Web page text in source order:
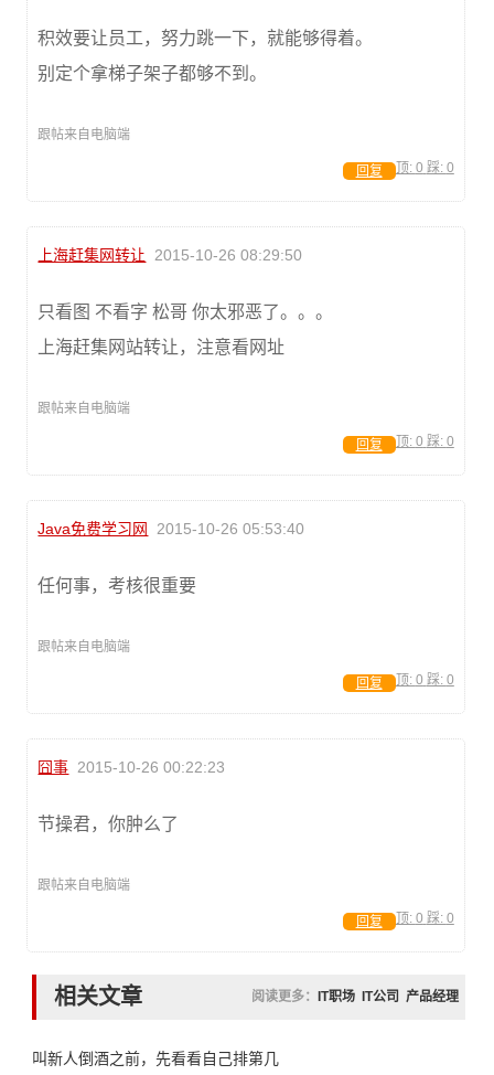
积效要让员工，努力跳一下，就能够得着。
别定个拿梯子架子都够不到。
跟帖来自电脑端
顶: 0 踩: 0
回复
上海赶集网转让 2015-10-26 08:29:50
只看图 不看字 松哥 你太邪恶了。。。
上海赶集网站转让，注意看网址
跟帖来自电脑端
顶: 0 踩: 0
回复
Java免费学习网 2015-10-26 05:53:40
任何事，考核很重要
跟帖来自电脑端
顶: 0 踩: 0
回复
囧事 2015-10-26 00:22:23
节操君，你肿么了
跟帖来自电脑端
顶: 0 踩: 0
回复
相关文章 阅读更多： IT职场 IT公司 产品经理
叫新人倒酒之前，先看看自己排第几